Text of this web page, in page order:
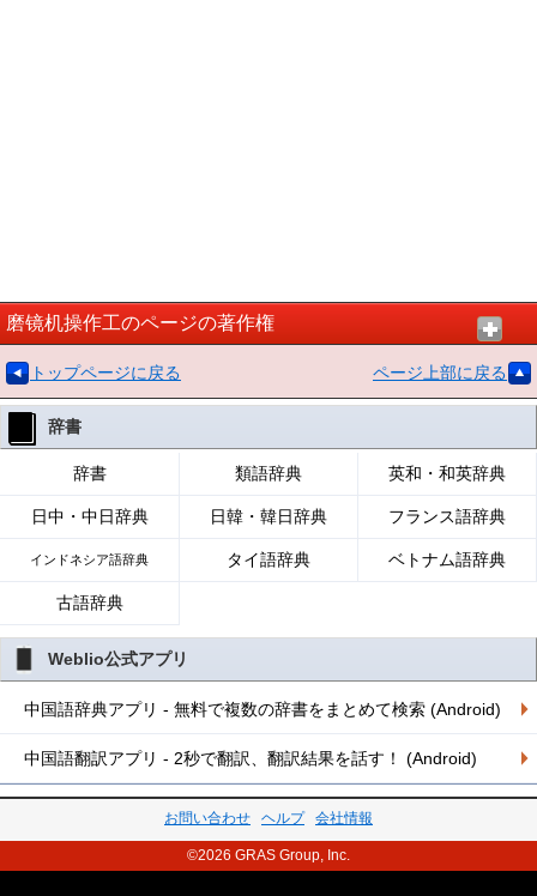
磨镜机操作工のページの著作権
トップページに戻る ページ上部に戻る
辞書
辞書 類語辞典 英和・和英辞典
日中・中日辞典 日韓・韓日辞典 フランス語辞典
インドネシア語辞典 タイ語辞典 ベトナム語辞典
古語辞典
Weblio公式アプリ
中国語辞典アプリ - 無料で複数の辞書をまとめて検索 (Android)
中国語翻訳アプリ - 2秒で翻訳、翻訳結果を話す！ (Android)
お問い合わせ ヘルプ 会社情報
©2026 GRAS Group, Inc.